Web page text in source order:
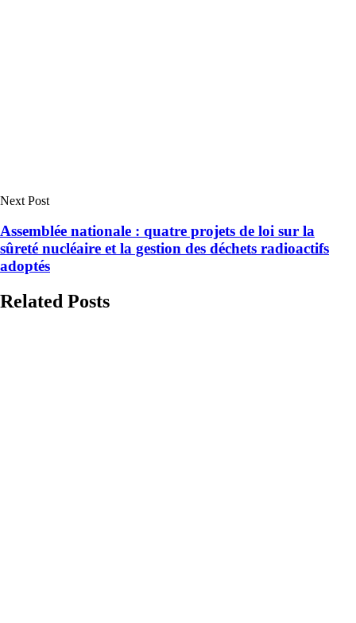
Next Post
Assemblée nationale : quatre projets de loi sur la
sûreté nucléaire et la gestion des déchets radioactifs
adoptés
Related Posts